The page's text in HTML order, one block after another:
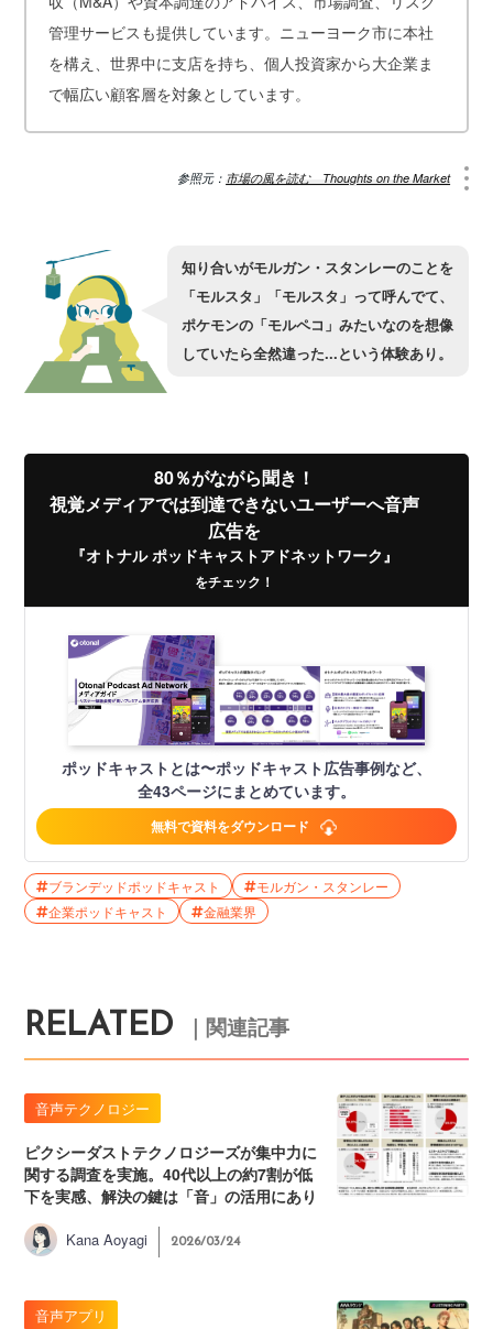
管理サービスも提供しています。ニューヨーク市に本社
を構え、世界中に支店を持ち、個人投資家から大企業ま
で幅広い顧客層を対象としています。
参照元： 市場の風を読む Thoughts on the Market
知り合いがモルガン・スタンレーのことを
「モルスタ」「モルスタ」って呼んでて、
ポケモンの「モルペコ」みたいなのを想像
していたら全然違った...という体験あり。
80％がながら聞き！
視覚メディアでは到達できないユーザーへ音声
広告を
『オトナル ポッドキャストアドネットワーク』
をチェック！
ポッドキャストとは〜ポッドキャスト広告事例など、
全43ページにまとめています。
無料で資料をダウンロード
ブランデッドポッドキャスト
モルガン・スタンレー
企業ポッドキャスト
金融業界
RELATED ｜関連記事
音声テクノロジー
ピクシーダストテクノロジーズが集中力に
関する調査を実施。40代以上の約7割が低
下を実感、解決の鍵は「音」の活用にあり
Kana Aoyagi 2026/03/24
音声アプリ